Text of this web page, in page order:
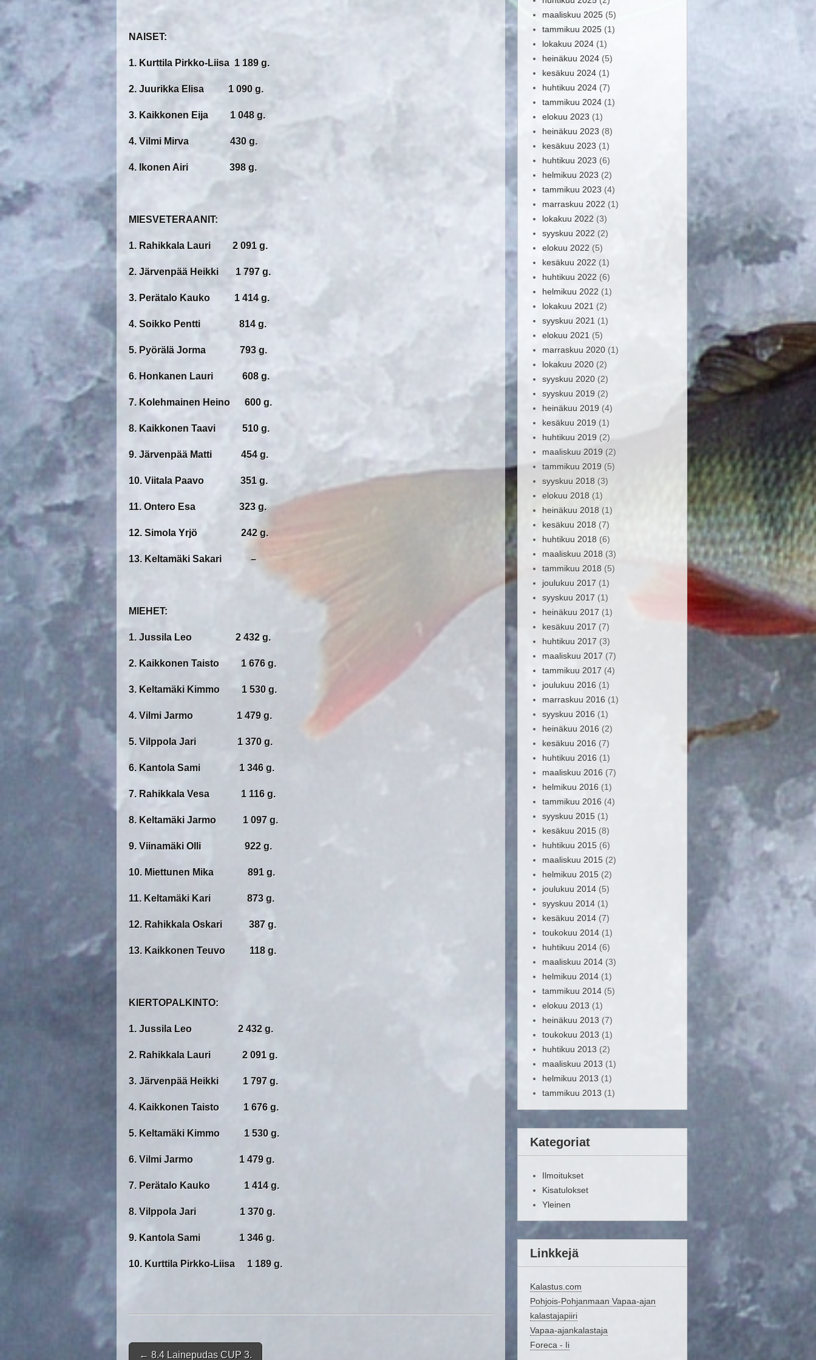
NAISET:
1. Kurttila Pirkko-Liisa 1 189 g.
2. Juurikka Elisa 1 090 g.
3. Kaikkonen Eija 1 048 g.
4. Vilmi Mirva 430 g.
4. Ikonen Airi 398 g.
MIESVETERAANIT:
1. Rahikkala Lauri 2 091 g.
2. Järvenpää Heikki 1 797 g.
3. Perätalo Kauko 1 414 g.
4. Soikko Pentti 814 g.
5. Pyörälä Jorma 793 g.
6. Honkanen Lauri 608 g.
7. Kolehmainen Heino 600 g.
8. Kaikkonen Taavi 510 g.
9. Järvenpää Matti 454 g.
10. Viitala Paavo 351 g.
11. Ontero Esa 323 g.
12. Simola Yrjö 242 g.
13. Keltamäki Sakari –
MIEHET:
1. Jussila Leo 2 432 g.
2. Kaikkonen Taisto 1 676 g.
3. Keltamäki Kimmo 1 530 g.
4. Vilmi Jarmo 1 479 g.
5. Vilppola Jari 1 370 g.
6. Kantola Sami 1 346 g.
7. Rahikkala Vesa 1 116 g.
8. Keltamäki Jarmo 1 097 g.
9. Viinamäki Olli 922 g.
10. Miettunen Mika 891 g.
11. Keltamäki Kari 873 g.
12. Rahikkala Oskari 387 g.
13. Kaikkonen Teuvo 118 g.
KIERTOPALKINTO:
1. Jussila Leo 2 432 g.
2. Rahikkala Lauri 2 091 g.
3. Järvenpää Heikki 1 797 g.
4. Kaikkonen Taisto 1 676 g.
5. Keltamäki Kimmo 1 530 g.
6. Vilmi Jarmo 1 479 g.
7. Perätalo Kauko 1 414 g.
8. Vilppola Jari 1 370 g.
9. Kantola Sami 1 346 g.
10. Kurttila Pirkko-Liisa 1 189 g.
Post navigation
← 8.4 Lainepudas CUP 3.
maaliskuu 2025 (5)
tammikuu 2025 (1)
lokakuu 2024 (1)
heinäkuu 2024 (5)
kesäkuu 2024 (1)
huhtikuu 2024 (7)
tammikuu 2024 (1)
elokuu 2023 (1)
heinäkuu 2023 (8)
kesäkuu 2023 (1)
huhtikuu 2023 (6)
helmikuu 2023 (2)
tammikuu 2023 (4)
marraskuu 2022 (1)
lokakuu 2022 (3)
syyskuu 2022 (2)
elokuu 2022 (5)
kesäkuu 2022 (1)
huhtikuu 2022 (6)
helmikuu 2022 (1)
lokakuu 2021 (2)
syyskuu 2021 (1)
elokuu 2021 (5)
marraskuu 2020 (1)
lokakuu 2020 (2)
syyskuu 2020 (2)
syyskuu 2019 (2)
heinäkuu 2019 (4)
kesäkuu 2019 (1)
huhtikuu 2019 (2)
maaliskuu 2019 (2)
tammikuu 2019 (5)
syyskuu 2018 (3)
elokuu 2018 (1)
heinäkuu 2018 (1)
kesäkuu 2018 (7)
huhtikuu 2018 (6)
maaliskuu 2018 (3)
tammikuu 2018 (5)
joulukuu 2017 (1)
syyskuu 2017 (1)
heinäkuu 2017 (1)
kesäkuu 2017 (7)
huhtikuu 2017 (3)
maaliskuu 2017 (7)
tammikuu 2017 (4)
joulukuu 2016 (1)
marraskuu 2016 (1)
syyskuu 2016 (1)
heinäkuu 2016 (2)
kesäkuu 2016 (7)
huhtikuu 2016 (1)
maaliskuu 2016 (7)
helmikuu 2016 (1)
tammikuu 2016 (4)
syyskuu 2015 (1)
kesäkuu 2015 (8)
huhtikuu 2015 (6)
maaliskuu 2015 (2)
helmikuu 2015 (2)
joulukuu 2014 (5)
syyskuu 2014 (1)
kesäkuu 2014 (7)
toukokuu 2014 (1)
huhtikuu 2014 (6)
maaliskuu 2014 (3)
helmikuu 2014 (1)
tammikuu 2014 (5)
elokuu 2013 (1)
heinäkuu 2013 (7)
toukokuu 2013 (1)
huhtikuu 2013 (2)
maaliskuu 2013 (1)
helmikuu 2013 (1)
tammikuu 2013 (1)
Kategoriat
Ilmoitukset
Kisatulokset
Yleinen
Linkkejä
Kalastus.com
Pohjois-Pohjanmaan Vapaa-ajan
kalastajapiiri
Vapaa-ajankalastaja
Foreca - Ii